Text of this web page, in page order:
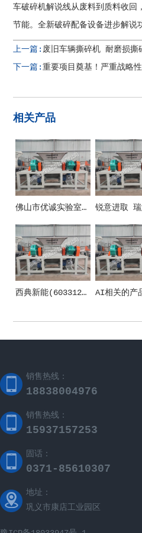
车破碎机解说线从废料到质料收回
节能。全新破碎配备设备进步解说
上一篇: 废旧车辆撕碎机 耐磨损撕
下一篇:重要项目奠基！严重战略
相关产品
佛山市优诚实验室设备有限公司
西典新能(603312)_股票在市场上生意的金额_行情_走势图—东方财富网
销售热线：
18838004976
销售热线：
15937157253
固话：
0371-85610307
地址：
巩义市康店工业园区